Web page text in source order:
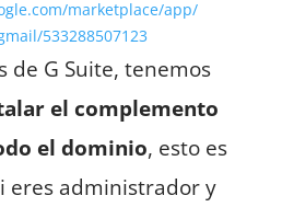
marketplace/app/
533288507123
de G Suite, tenemos
el complemento
el dominio, esto es
eres administrador y